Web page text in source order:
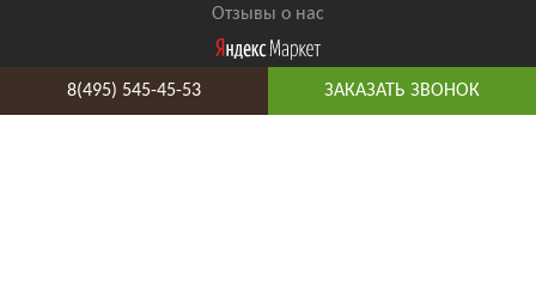
Отзывы о нас
8(495) 545-45-53 ЗАКАЗАТЬ ЗВОНОК